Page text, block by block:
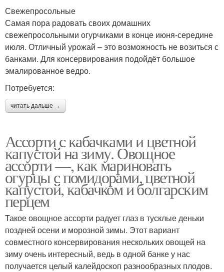
Свежепросольные
Самая пора радовать своих домашних
свежепросольными огурчиками в конце июня-середине
июля. Отличный урожай – это возможность не возиться с
банками. Для консервирования подойдёт большое
эмалированное ведро.
Потребуется:
читать дальше →
Ассорти с кабачками и цветной
капустой на зиму. Овощное
ассорти —, как мариновать
огурцы с помидорами, цветной
капустой, кабачком и болгарским
перцем
Такое овощное ассорти радует глаз в тусклые деньки
поздней осени и морозной зимы. Этот вариант
совместного консервирования нескольких овощей на
зиму очень интересный, ведь в одной банке у нас
получается целый калейдоскоп разнообразных плодов.